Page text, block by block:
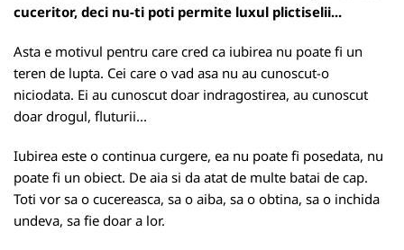
cuceritor, deci nu-ti poti permite luxul plictiselii...
Asta e motivul pentru care cred ca iubirea nu poate fi un
teren de lupta. Cei care o vad asa nu au cunoscut-o
niciodata. Ei au cunoscut doar indragostirea, au cunoscut
doar drogul, fluturii...
Iubirea este o continua curgere, ea nu poate fi posedata, nu
poate fi un obiect. De aia si da atat de multe batai de cap.
Toti vor sa o cucereasca, sa o aiba, sa o obtina, sa o inchida
undeva, sa fie doar a lor.